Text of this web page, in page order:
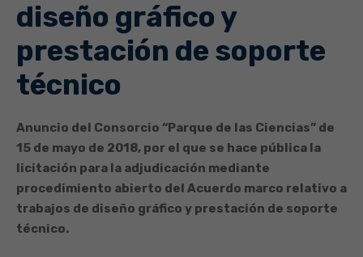
diseño gráfico y
prestación de soporte
técnico
Anuncio del Consorcio “Parque de las Ciencias” de
15 de mayo de 2018, por el que se hace pública la
licitación para la adjudicación mediante
procedimiento abierto del Acuerdo marco relativo a
trabajos de diseño gráfico y prestación de soporte
técnico.